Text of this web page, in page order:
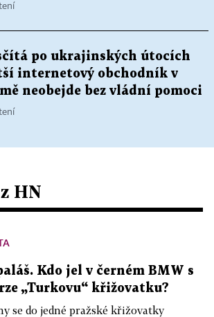
po ukrajinských útocích
internetový obchodník v
neobejde bez vládní pomoci
HN
Kdo jel v černém BMW s
„Turkovu“ křižovatku?
se do jedné pražské křižovatky